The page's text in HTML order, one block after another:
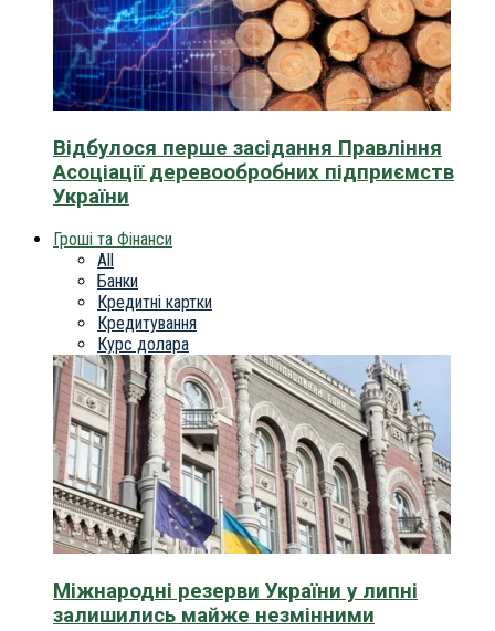
Відбулося перше засідання Правління
Асоціації деревообробних підприємств
України
Гроші та Фінанси
All
Банки
Кредитні картки
Кредитування
Курс долара
Міжнародні резерви України у липні
залишились майже незмінними